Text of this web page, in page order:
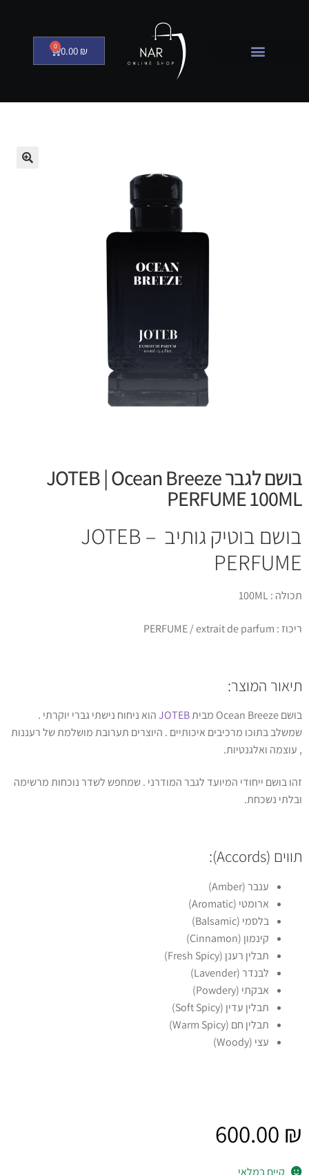
0.00 ₪
0
בושם לגבר JOTEB | Ocean Breeze
PERFUME 100ML
בושם בוטיק גותיב – JOTEB
PERFUME
תכולה : 100ML
ריכוז : PERFUME / extrait de parfum
תיאור המוצר:
בושם Ocean Breeze מבית JOTEBהוא ניחוח נישתי גברי יוקרתי .
שמשלב בתוכו מרכיבים איכותיים . היוצרים תערובת מושלמת של רעננות
, עוצמה ואלגנטיות.
זהו בושם ייחודי המיועד לגבר המודרני . שמחפש לשדר נוכחות מרשימה
ובלתי נשכחת.
תווים (Accords):
ענבר (Amber)
ארומטי (Aromatic)
בלסמי (Balsamic)
קינמון (Cinnamon)
תבלין רענן (Fresh Spicy)
לבנדר (Lavender)
אבקתי (Powdery)
תבלין עדין (Soft Spicy)
תבלין חם (Warm Spicy)
עצי (Woody)
600.00 ₪
קיים במלאי